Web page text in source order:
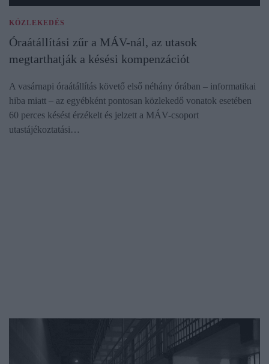
KÖZLEKEDÉS
Óraátállítási zűr a MÁV-nál, az utasok
megtarthatják a késési kompenzációt
A vasárnapi óraátállítás követő első néhány órában – informatikai
hiba miatt – az egyébként pontosan közlekedő vonatok esetében
60 perces késést érzékelt és jelzett a MÁV-csoport
utastájékoztatási…